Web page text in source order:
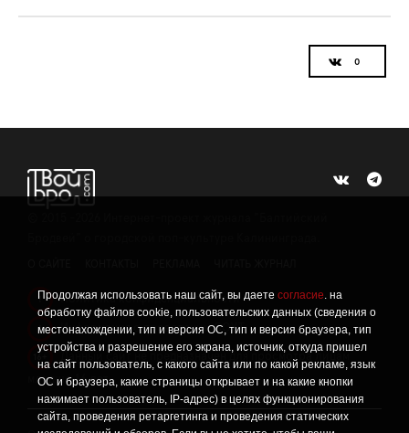
Продолжая использовать наш сайт, вы даете согласие. на
обработку файлов cookie, пользовательских данных (сведения о
местонахождении, тип и версия ОС, тип и версия браузера, тип
устройства и разрешение его экрана, источник, откуда пришел
на сайт пользователь, с какого сайта или по какой рекламе, язык
ОС и браузера, какие страницы открывает и на какие кнопки
нажимает пользователь, IP-адрес) в целях функционирования
сайта, проведения ретаргетинга и проведения статических
! Политика конфиденциальности
! Информация о проведении СОУТ
Данный сайт не предназначен для просмотра лицам
младше 16 лет.